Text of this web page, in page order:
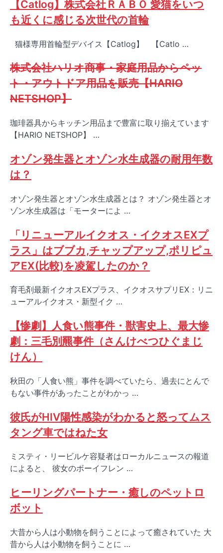
【Catlog】株式会社ＲＡＢＯ 愛猫をいつ
も近くに感じる次世代の首輪
猫様専用首輪型デバイス【Catlog】 【Catlo …
株式会社ハリオ商事・家庭用品からペッ
ト・アウトドア用品を販売【HARIO
NETSHOP】
珈琲器具からキッチン用品まで豊富に取り揃えています
【HARIO NETSHOP】 …
オゾン発生器とオゾン水生成器の耐用年数
は？
オゾン発生器とオゾン水生成器とは？ オゾン発生器とオ
ゾン水生成器は「モーターによ …
「リニューアルイクオス・イクオスEXプ
ラス」はブブカ,チャップアップ,ポリピュ
アEX(比較)を凌駕したのか？
育毛剤最新イクオスEXプラス、イクオスサプリEX：リニ
ューアルイクオス・新型イク …
【惨劇】人食い熊事件・獣害史上、最大惨
劇：三毛別羆事件（さんけべつひぐまじ
けん）
秋田の「人食い熊」事件を調べていたら、過去にとんで
もない事件があったことがわかっ …
彼氏がHIV陽性感染がわかると怒ってムス
タング車ではねた女
ミスティ・リービルケ容疑者はローカルニュースの報道
によると、 彼女のボーイフレン …
ヒーリングパートナー・癒しのペットロ
ボット
大昔から人は小動物を飼うことによって癒されていた 大
昔から人は小動物を飼うことに …